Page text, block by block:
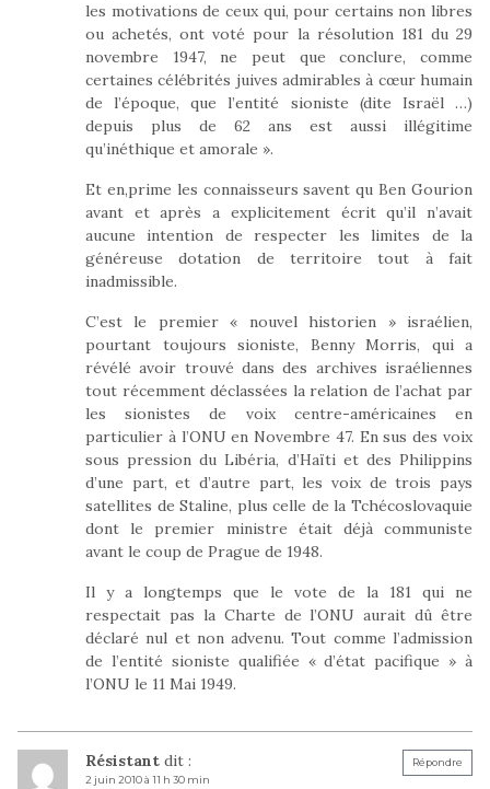
les motivations de ceux qui, pour certains non libres
ou achetés, ont voté pour la résolution 181 du 29
novembre 1947, ne peut que conclure, comme
certaines célébrités juives admirables à cœur humain
de l’époque, que l’entité sioniste (dite Israël …)
depuis plus de 62 ans est aussi illégitime
qu’inéthique et amorale ».
Et en,prime les connaisseurs savent qu Ben Gourion
avant et après a explicitement écrit qu’il n’avait
aucune intention de respecter les limites de la
généreuse dotation de territoire tout à fait
inadmissible.
C’est le premier « nouvel historien » israélien,
pourtant toujours sioniste, Benny Morris, qui a
révélé avoir trouvé dans des archives israéliennes
tout récemment déclassées la relation de l’achat par
les sionistes de voix centre-américaines en
particulier à l’ONU en Novembre 47. En sus des voix
sous pression du Libéria, d’Haïti et des Philippins
d’une part, et d’autre part, les voix de trois pays
satellites de Staline, plus celle de la Tchécoslovaquie
dont le premier ministre était déjà communiste
avant le coup de Prague de 1948.
Il y a longtemps que le vote de la 181 qui ne
respectait pas la Charte de l’ONU aurait dû être
déclaré nul et non advenu. Tout comme l’admission
de l’entité sioniste qualifiée « d’état pacifique » à
l’ONU le 11 Mai 1949.
Résistant dit :
2 juin 2010 à 11 h 30 min
Répondre